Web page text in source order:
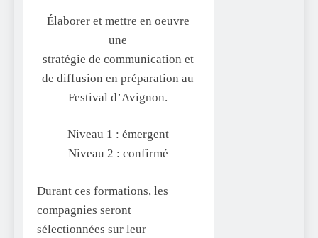
Élaborer et mettre en oeuvre
une
stratégie de communication et
de diffusion en préparation au
Festival d’Avignon.
Niveau 1 : émergent
Niveau 2 : confirmé
Durant ces formations, les
compagnies seront
sélectionnées sur leur